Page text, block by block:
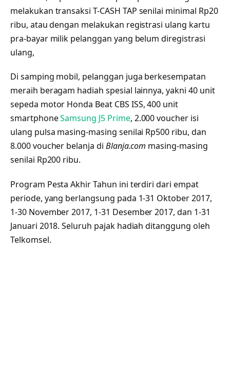
melakukan transaksi T-CASH TAP senilai minimal Rp20
ribu, atau dengan melakukan registrasi ulang kartu
pra-bayar milik pelanggan yang belum diregistrasi
ulang,
Di samping mobil, pelanggan juga berkesempatan
meraih beragam hadiah spesial lainnya, yakni 40 unit
sepeda motor Honda Beat CBS ISS, 400 unit
smartphoneSamsung J5 Prime, 2.000 voucher isi
ulang pulsa masing-masing senilai Rp500 ribu, dan
8.000 voucher belanja di Blanja.com masing-masing
senilai Rp200 ribu.
Program Pesta Akhir Tahun ini terdiri dari empat
periode, yang berlangsung pada 1-31 Oktober 2017,
1-30 November 2017, 1-31 Desember 2017, dan 1-31
Januari 2018. Seluruh pajak hadiah ditanggung oleh
Telkomsel.